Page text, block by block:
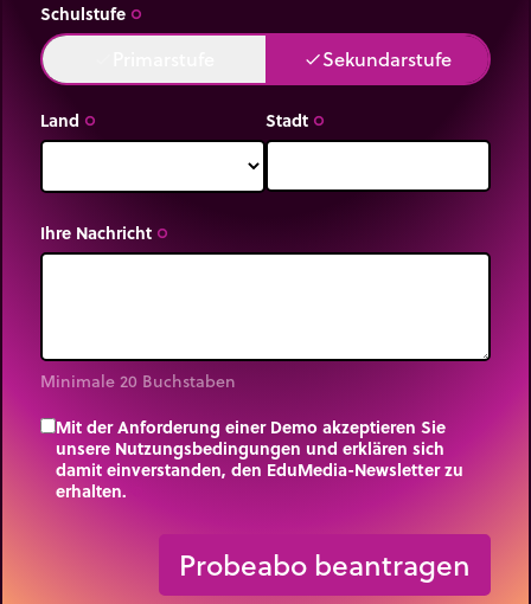
Schulstufe trip_origin
doneSekundarstufe
Land trip_origin Stadt trip_origin
Ihre Nachricht trip_origin
Minimale 20 Buchstaben
Mit der Anforderung einer Demo akzeptieren Sie
unsere Nutzungsbedingungen und erklären sich
damit einverstanden, den EduMedia-Newsletter zu
erhalten.
Probeabo beantragen